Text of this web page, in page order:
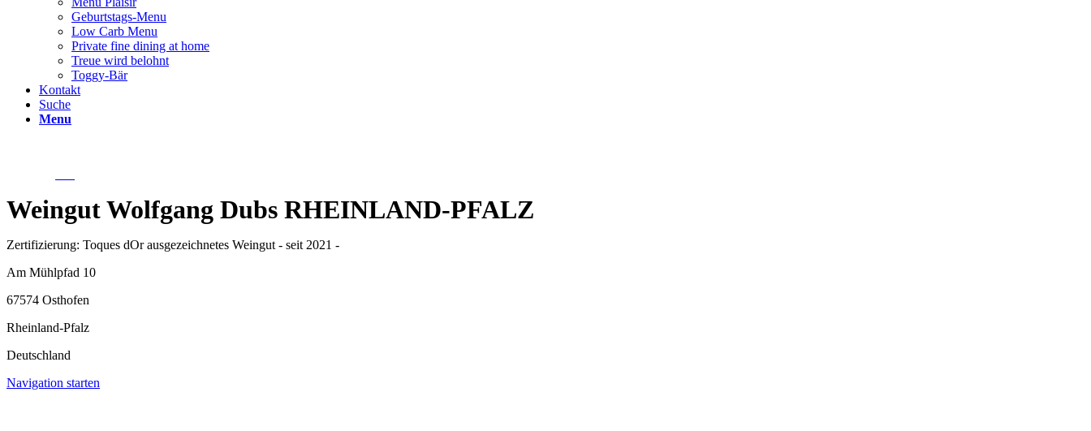
Geburtstags-Menu
Low Carb Menu
Private fine dining at home
Treue wird belohnt
Toggy-Bär
Kontakt
Suche
Menu
Weingut Wolfgang Dubs RHEINLAND-PFALZ
Zertifizierung: Toques dOr ausgezeichnetes Weingut - seit 2021 -
Am Mühlpfad 10
67574 Osthofen
Rheinland-Pfalz
Deutschland
Navigation starten